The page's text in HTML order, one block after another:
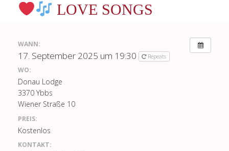
LOVE SONGS
WANN:
17. September 2025 um 19:30 Repeats
WO:
Donau Lodge
3370 Ybbs
Wiener Straße 10
PREIS:
Kostenlos
KONTAKT: